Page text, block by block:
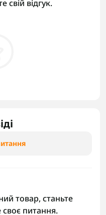
відгук.
товар, станьте
питання.